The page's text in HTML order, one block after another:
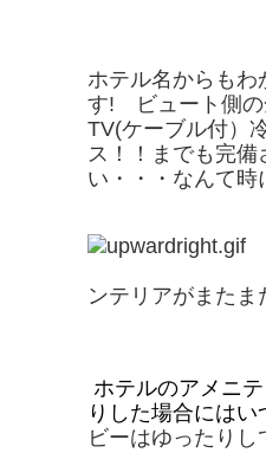
ホテル名からも
す! ビュート側の
TV(ケーブル付）
ス！！までも完
い・・・なんて時
ンテリアがまたま
ホテルのアメニ
りした場合には
ビーはゆったりし